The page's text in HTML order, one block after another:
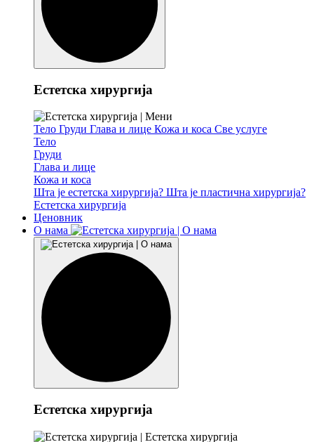
Естетска хирургија
Тело Груди Глава и лице Кожа и коса Све услуге
Тело
Груди
Глава и лице
Кожа и коса
Шта је естетска хирургија? Шта је пластична хирургија?
Естетска хирургија
Ценовник
О нама
Естетска хирургија